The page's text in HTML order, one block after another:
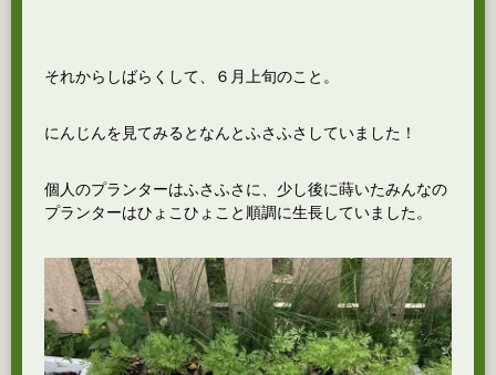
それからしばらくして、６月上旬のこと。
にんじんを見てみるとなんとふさふさしていました！
個人のプランターはふさふさに、少し後に蒔いたみんなの
プランターはひょこひょこと順調に生長していました。